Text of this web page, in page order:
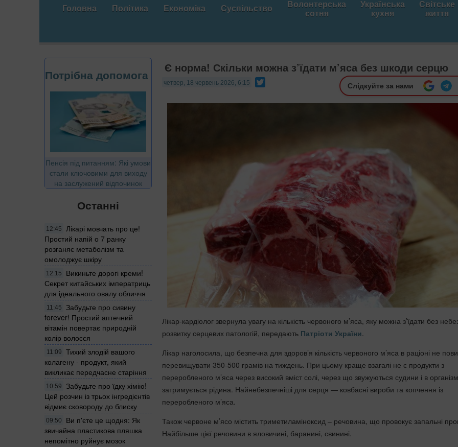
Головна Політика Економіка Суспільство Волонтерська
сотня
Українська
кухня
Світське
життя
Потрібна допомога
Пенсія під питанням: Які умови
стали ключовими для виходу
на заслужений відпочинок
Останні
12:45
Лікарі мовчать про це!
Простий напій о 7 ранку
розганяє метаболізм та
омолоджує шкіру
12:15
Викиньте дорогі креми!
Секрет китайських імператриць
для ідеального овалу обличчя
11:45
Забудьте про сивину
forever! Простий аптечний
вітамін повертає природній
колір волосся
11:09
Тихий злодій вашого
колагену - продукт, який
викликає передчасне старіння
10:59
Забудьте про їдку хімію!
Цей розчин із трьох інгредієнтів
відмиє сковороду до блиску
09:50
Ви п'єте це щодня: Як
звичайна пластикова пляшка
непомітно руйнує мозок
Є норма! Скільки можна з’їдати м’яса без шкоди серцю
четвер, 18 червень 2026, 6:15 Слідкуйте за нами
Лікар-кардіолог звернула увагу на кількість червоного м’яса, яку можна з’їдати без
розвитку серцевих патологій, передають Патріоти України.
Лікар наголосила, що безпечна для здоров’я кількість червоного м’яса в раціоні не
перевищувати 350-500 грамів на тиждень. При цьому краще взагалі не є продукти з
переробленого м’яса через високий вміст солі, через що звужуються судини і в
затримується рідина. Найнебезпечніші для серця — ковбасні вироби та копчення із
переробленого м’яса.
Також червоне м’ясо містить триметиламіноксид – речовина, що провокує запальні
Найбільше цієї речовини в яловичині, баранині, свинині.